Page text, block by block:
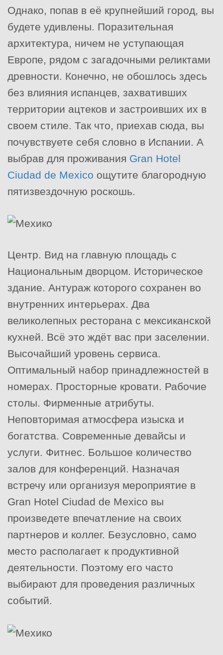
Однако, попав в её крупнейший город, вы
будете удивлены. Поразительная
архитектура, ничем не уступающая
Европе, рядом с загадочными реликтами
древности. Конечно, не обошлось здесь
без влияния испанцев, захвативших
территории ацтеков и застроивших их в
своем стиле. Так что, приехав сюда, вы
почувствуете себя словно в Испании. А
выбрав для проживания Gran Hotel
Ciudad de Mexico ощутите благородную
пятизвездочную роскошь.
Центр. Вид на главную площадь с
Национальным дворцом. Историческое
здание. Антураж которого сохранен во
внутренних интерьерах. Два
великолепных ресторана с мексиканской
кухней. Всё это ждёт вас при заселении.
Высочайший уровень сервиса.
Оптимальный набор принадлежностей в
номерах. Просторные кровати. Рабочие
столы. Фирменные атрибуты.
Неповторимая атмосфера изыска и
богатства. Современные девайсы и
услуги. Фитнес. Большое количество
залов для конференций. Назначая
встречу или организуя мероприятие в
Gran Hotel Ciudad de Mexico вы
произведете впечатление на своих
партнеров и коллег. Безусловно, само
место располагает к продуктивной
деятельности. Поэтому его часто
выбирают для проведения различных
событий.